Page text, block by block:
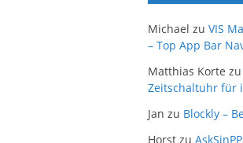
Michael zu VIS
– Top App Bar
Matthias Korte zu
Zeitschaltuhr für
Jan zu Blockly –
Horst zu